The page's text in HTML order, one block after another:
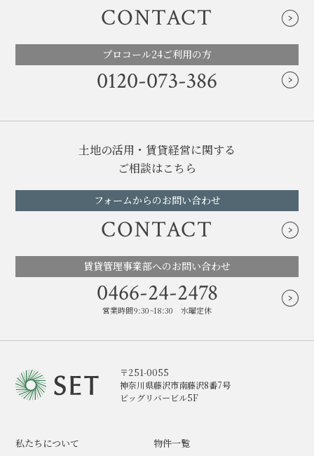
CONTACT
プロコール24ご利用の方
0120-073-386
土地の活用・賃貸経営に関する
ご相談はこちら
フォームからのお問い合わせ
CONTACT
賃貸管理事業部へのお問い合わせ
0466-24-2478
営業時間9:30~18:30 水曜定休
〒251-0055
神奈川県藤沢市南藤沢8番7号
ビッグリバービル5F
私たちについて 物件一覧